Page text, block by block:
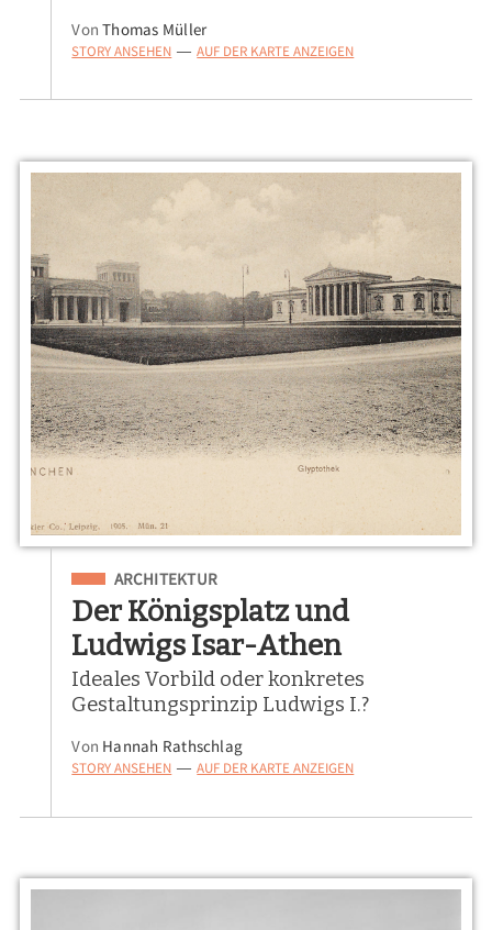
VonThomas Müller
STORY ANSEHEN — AUF DER KARTE ANZEIGEN
Eingeordnet unter
ARCHITEKTUR
Der Königsplatz und
Ludwigs Isar-Athen
Ideales Vorbild oder konkretes
Gestaltungsprinzip Ludwigs I.?
Von Hannah Rathschlag
STORY ANSEHEN — AUF DER KARTE ANZEIGEN